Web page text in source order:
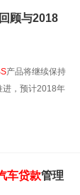
顾与2018
产品将继续保持
进，预计2018年
车贷款管理